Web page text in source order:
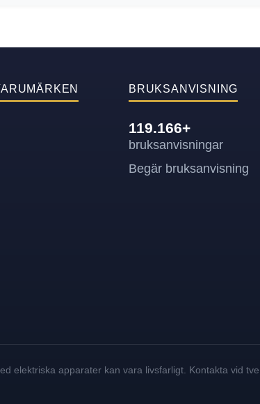
BRUKSANVISNING
119.166+
bruksanvisningar
Begär bruksanvisning
elektriska apparater kan vara livsfarligt. Kontakta vid